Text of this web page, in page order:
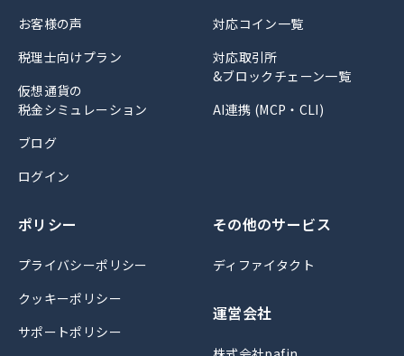
お客様の声
税理士向けプラン
仮想通貨の
税金シミュレーション
ブログ
ログイン
対応コイン一覧
対応取引所
&ブロックチェーン一覧
AI連携 (MCP・CLI)
ポリシー
プライバシーポリシー
クッキーポリシー
サポートポリシー
その他のサービス
ディファイタクト
運営会社